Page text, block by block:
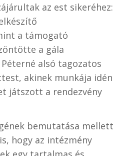
az est sikeréhez:
a támogató
a gála
alsó tagozatos
akinek munkája idén
játszott a rendezvény
bemutatása mellett
hogy az intézmény